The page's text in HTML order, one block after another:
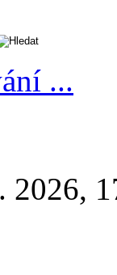
...
2026,